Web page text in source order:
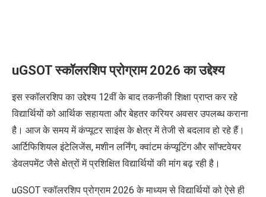
uGSOT स्कॉलरशिप प्रोग्राम 2026 का उद्देश्य
इस स्कॉलरशिप का उद्देश्य 12वीं के बाद तकनीकी शिक्षाप्राप्त कर रहे
विद्यार्थियों को आर्थिक सहायता और बेहतर करियर अवसर उपलब्ध कराना
है। आज के समय में कंप्यूटर साइंस के क्षेत्र में तेजी से बदलाव हो रहे हैं।
आर्टिफिशियल इंटेलिजेंस, मशीन लर्निंग, क्वांटम कंप्यूटिंग और सॉफ्टवेयर
डेवलपमेंट जैसे क्षेत्रों में प्रशिक्षित विद्यार्थियों की मांग बढ़ रही है।
uGSOT स्कॉलरशिप प्रोग्राम 2026 के माध्यम से विद्यार्थियों को ऐसे ही